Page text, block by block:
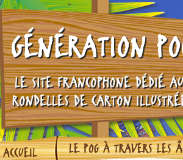
GÉNÉRATION
LE SITE FRANCOPHONE DÉDIÉ
RONDELLES DE CARTON
ACCUEIL LE POG À TRAVERS LES